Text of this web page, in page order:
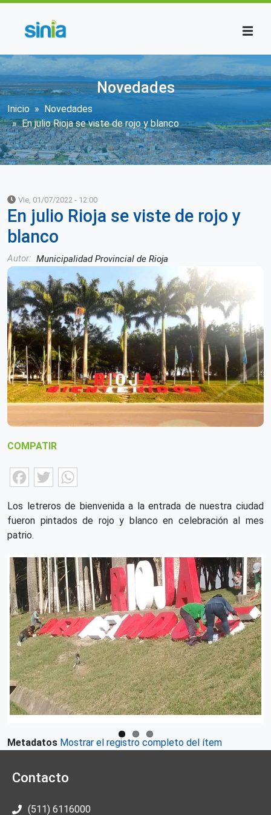
Novedades
Sobrescribir enlaces de ayuda a la
Inicio
Novedades
En julio Rioja se viste de rojo y blanco
Vie, 01/07/2022 - 12:00
En julio Rioja se viste de rojo y
blanco
Autor Municipalidad Provincial de Rioja
COMPATIR
Facebook
Twitter
Los letreros de bienvenida a la entrada de nuestra ciudad
fueron pintados de rojo y blanco en celebración al mes
patrio.
Metadatos Mostrar el registro completo del ítem
Contacto
(511) 6116000